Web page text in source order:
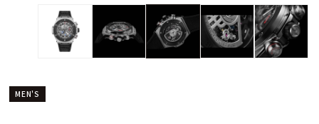
MEN'S